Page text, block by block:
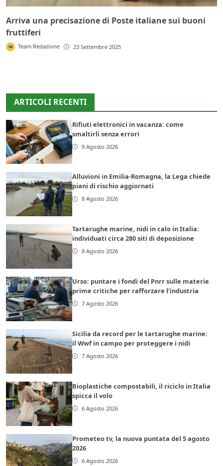
Arriva una precisazione di Poste italiane sui buoni
fruttiferi
Team Redazione 23 Settembre 2025
ARTICOLI RECENTI
Rifiuti elettronici in vacanza: come
smaltirli senza errori
9 Agosto 2026
Alluvioni in Emilia-Romagna, la Lega chiede
piani di rischio aggiornati
8 Agosto 2026
Tartarughe marine, nidi in calo in Italia:
individuati circa 280 siti di deposizione
8 Agosto 2026
Urso: puntare i fondi del Pnrr sulle materie
prime critiche per rafforzare l’industria
7 Agosto 2026
Sicilia da record per le tartarughe marine:
il Wwf in campo per proteggere i nidi
7 Agosto 2026
Bioplastiche compostabili, il riciclo in Italia
spicca il volo
6 Agosto 2026
Prometeo tv, la nuova puntata del 5 agosto
2026
6 Agosto 2026